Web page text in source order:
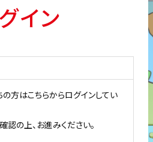
イン
方はこちらからログインしてい
の上、お進みください。